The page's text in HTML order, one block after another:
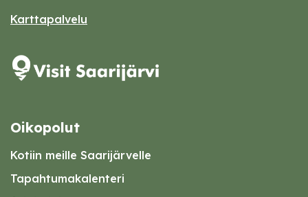
Karttapalvelu
Oikopolut
Kotiin meille Saarijärvelle
Tapahtumakalenteri